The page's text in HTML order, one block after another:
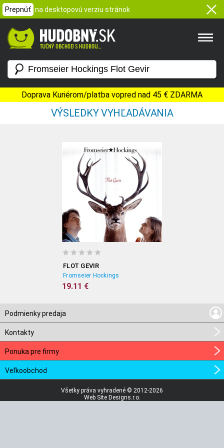
Prepnúť na desktopovú verziu stránok
Doprava Kuriérom/platba vopred nad 45 € ZDARMA
VÝSLEDKY VYHĽADÁVANIA
FLOT GEVIR
Fromseier Hockings
19.11 €
Podmienky predaja
Kontakty
Ponuka pre firmy
Veľkoobchod
Všetky práva vyhradené © 2012-2026
Web Site Designs.r.o.